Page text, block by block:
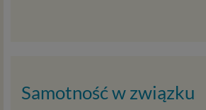
Samotność w związku
przez Psychorada.pl w celach
(obejmujących niezbędne działania
Twoich urządzeniach i odczytywanych
podmioty z Psychology Consulting